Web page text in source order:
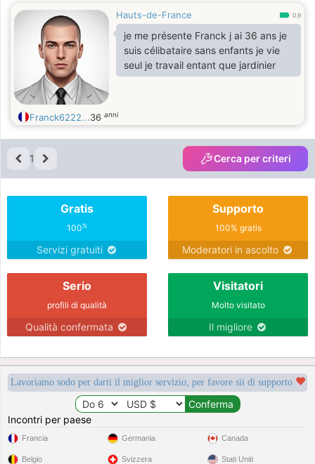
Hauts-de-France 0.9
je me présente Franck j ai 36 ans je
suis célibataire sans enfants je vie
seul je travail entant que jardinier
Franck6222...36 anni
1 Cerca per criteri
Gratis
100%
Servizi gratuiti
Supporto
100% gratis
Moderatori in ascolto
Serio
profili di qualità
Qualità confermata
Visitatori
Molto visitato
Il migliore
Lavoriamo sodo per darti il miglior servizio, per favore sii di supporto
Incontri per paese
Francia
Belgio
Germania
Svizzera
Canada
Stati Uniti